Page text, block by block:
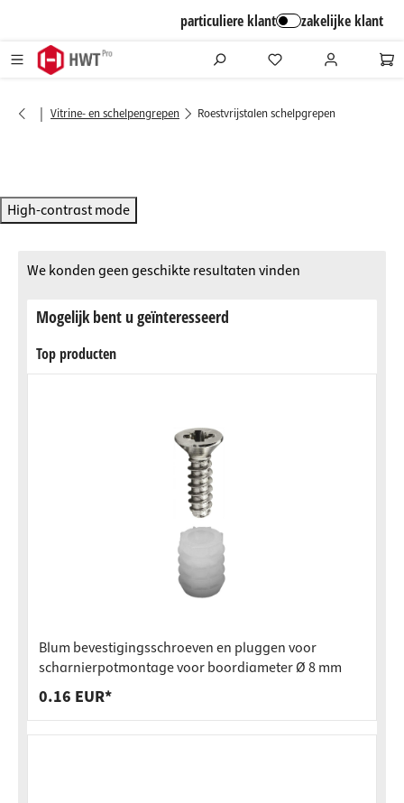
particuliere klant zakelijke klant
| Vitrine- en schelpengrepen Roestvrijstalen schelpgrepen
High-contrast mode
We konden geen geschikte resultaten vinden
Mogelijk bent u geïnteresseerd
Top producten
Blum bevestigingsschroeven en pluggen voor
scharnierpotmontage voor boordiameter Ø 8 mm
0.16 EUR*